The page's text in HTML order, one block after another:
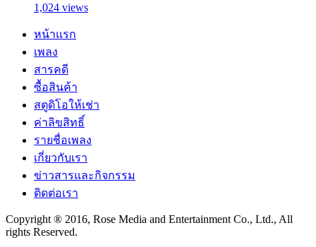
1,024 views
หน้าแรก
เพลง
สารคดี
ซื้อสินค้า
สตูดิโอให้เช่า
ค่าลิขสิทธิ์
รายชื่อเพลง
เกี่ยวกับเรา
ข่าวสารและกิจกรรม
ติดต่อเรา
Copyright ® 2016, Rose Media and Entertainment Co., Ltd., All
rights Reserved.